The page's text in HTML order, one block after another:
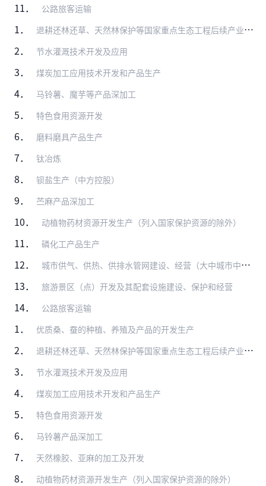
11． 公路旅客运输
1． 退耕还林还草、天然林保护等国家重点生态工程后续产业开发
2． 节水灌溉技术开发及应用
3． 煤炭加工应用技术开发和产品生产
4． 马铃薯、魔芋等产品深加工
5． 特色食用资源开发
6． 磨料磨具产品生产
7． 钛冶炼
8． 钡盐生产（中方控股）
9． 苎麻产品深加工
10． 动植物药材资源开发生产（列入国家保护资源的除外）
11． 磷化工产品生产
12． 城市供气、供热、供排水管网建设、经营（大中城市中方控股）
13． 旅游景区（点）开发及其配套设施建设、保护和经营
14． 公路旅客运输
1． 优质桑、蚕的种植、养殖及产品的开发生产
2． 退耕还林还草、天然林保护等国家重点生态工程后续产业开发
3． 节水灌溉技术开发及应用
4． 煤炭加工应用技术开发和产品生产
5． 特色食用资源开发
6． 马铃薯产品深加工
7． 天然橡胶、亚麻的加工及开发
8． 动植物药材资源开发生产（列入国家保护资源的除外）